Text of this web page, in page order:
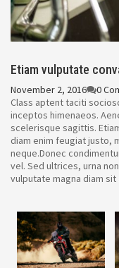
Etiam vulputate
November 2, 2016
0
Class aptent taciti
inceptos himenaeos.
scelerisque sagittis.
diam enim feugiat justo,
neque.Donec
vel. Sed ultrices, urna
vulputate magna diam